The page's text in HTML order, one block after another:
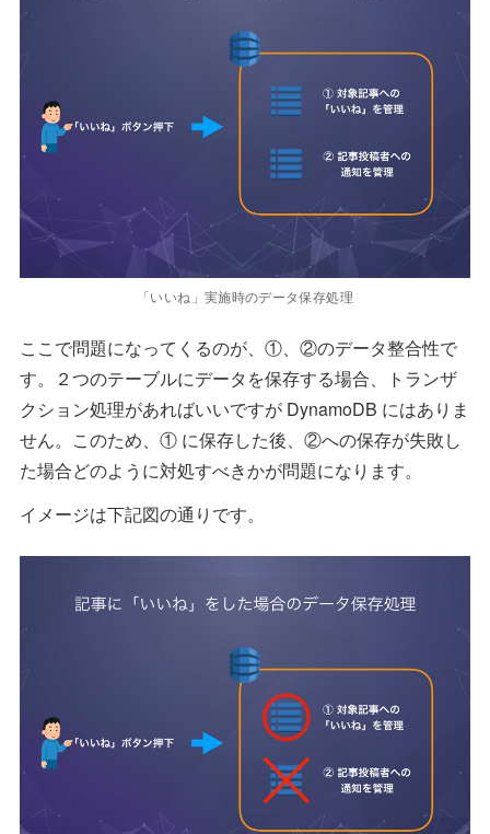
「いいね」実施時のデータ保存処理
ここで問題になってくるのが、①、②のデータ整合性で
す。２つのテーブルにデータを保存する場合、トランザ
クション処理があればいいですが DynamoDB にはありま
せん。このため、① に保存した後、②への保存が失敗し
た場合どのように対処すべきかが問題になります。
イメージは下記図の通りです。